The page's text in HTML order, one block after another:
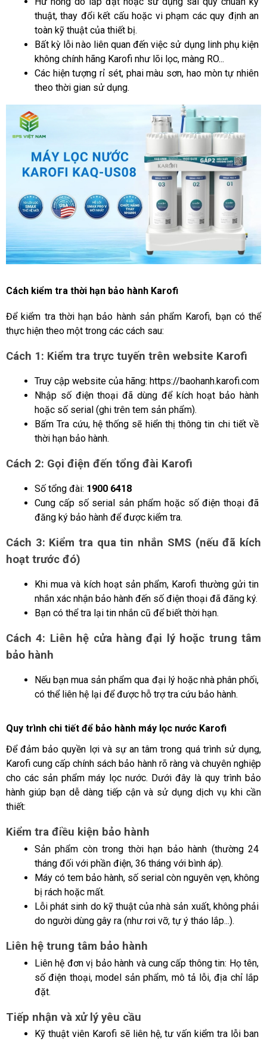
thuật, thay đổi kết cấu hoặc vi phạm các quy định an
toàn kỹ thuật của thiết bị.
Bất kỳ lỗi nào liên quan đến việc sử dụng linh phụ kiện
không chính hãng Karofi như lõi lọc, màng RO...
Các hiện tượng rỉ sét, phai màu sơn, hao mòn tự nhiên
theo thời gian sử dụng.
Cách kiểm tra thời hạn bảo hành Karofi
Để kiểm tra thời hạn bảo hành sản phẩm Karofi, bạn có thể
thực hiện theo một trong các cách sau:
Cách 1: Kiểm tra trực tuyến trên website Karofi
Truy cập website của hãng: https://baohanh.karofi.com
Nhập số điện thoại đã dùng để kích hoạt bảo hành
hoặc số serial (ghi trên tem sản phẩm).
Bấm Tra cứu, hệ thống sẽ hiển thị thông tin chi tiết về
thời hạn bảo hành.
Cách 2: Gọi điện đến tổng đài Karofi
Số tổng đài: 1900 6418
Cung cấp số serial sản phẩm hoặc số điện thoại đã
đăng ký bảo hành để được kiểm tra.
Cách 3: Kiểm tra qua tin nhắn SMS (nếu đã kích
hoạt trước đó)
Khi mua và kích hoạt sản phẩm, Karofi thường gửi tin
nhắn xác nhận bảo hành đến số điện thoại đã đăng ký.
Bạn có thể tra lại tin nhắn cũ để biết thời hạn.
Cách 4: Liên hệ cửa hàng đại lý hoặc trung tâm
bảo hành
Nếu bạn mua sản phẩm qua đại lý hoặc nhà phân phối,
có thể liên hệ lại để được hỗ trợ tra cứu bảo hành.
Quy trình chi tiết để bảo hành máy lọc nước Karofi
Để đảm bảo quyền lợi và sự an tâm trong quá trình sử dụng,
Karofi cung cấp chính sách bảo hành rõ ràng và chuyên nghiệp
cho các sản phẩm máy lọc nước. Dưới đây là quy trình bảo
hành giúp bạn dễ dàng tiếp cận và sử dụng dịch vụ khi cần
thiết:
Kiểm tra điều kiện bảo hành
Sản phẩm còn trong thời hạn bảo hành (thường 24
tháng đối với phần điện, 36 tháng với bình áp).
Máy có tem bảo hành, số serial còn nguyên vẹn, không
bị rách hoặc mất.
Lỗi phát sinh do kỹ thuật của nhà sản xuất, không phải
do người dùng gây ra (như rơi vỡ, tự ý tháo lắp...).
Liên hệ trung tâm bảo hành
Liên hệ đơn vị bảo hành và cung cấp thông tin: Họ tên,
số điện thoại, model sản phẩm, mô tả lỗi, địa chỉ lắp
đặt.
Tiếp nhận và xử lý yêu cầu
Kỹ thuật viên Karofi sẽ liên hệ, tư vấn kiểm tra lỗi ban